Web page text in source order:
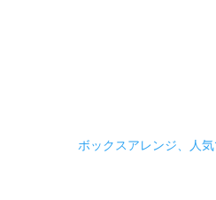
ボックスアレンジ、人